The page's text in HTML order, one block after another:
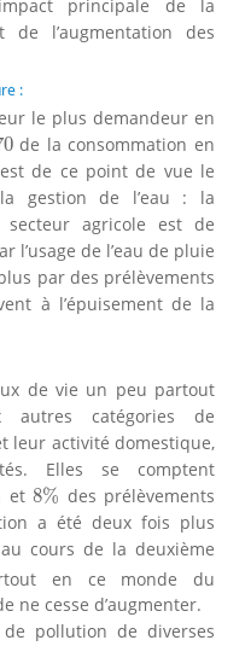
principale de la
de l’augmentation des
:
le plus demandeur en
de la consommation en
de ce point de vue le
gestion de l’eau : la
agricole est de
l’usage de l’eau de pluie
par des prélèvements
à l’épuisement de la
de vie un peu partout
catégories de
leur activité domestique,
Elles se comptent
et8%
8% des prélèvements
a été deux fois plus
cours de la deuxième
en ce monde du
ne cesse d’augmenter.
pollution de diverses